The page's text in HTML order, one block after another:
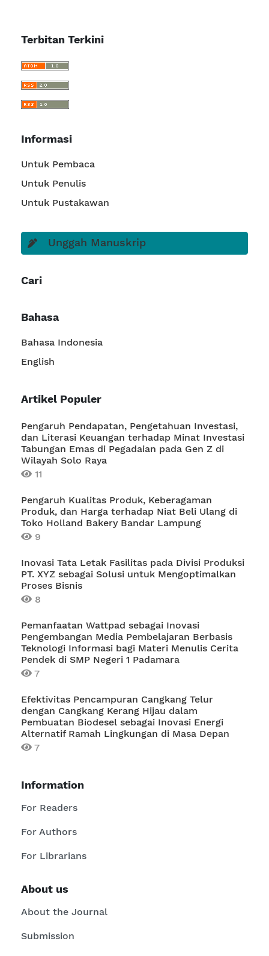
Terbitan Terkini
Informasi
Untuk Pembaca
Untuk Penulis
Untuk Pustakawan
Unggah Manuskrip
Cari
Bahasa
Bahasa Indonesia
English
Artikel Populer
Pengaruh Pendapatan, Pengetahuan Investasi,
dan Literasi Keuangan terhadap Minat Investasi
Tabungan Emas di Pegadaian pada Gen Z di
Wilayah Solo Raya
11
Pengaruh Kualitas Produk, Keberagaman
Produk, dan Harga terhadap Niat Beli Ulang di
Toko Holland Bakery Bandar Lampung
9
Inovasi Tata Letak Fasilitas pada Divisi Produksi
PT. XYZ sebagai Solusi untuk Mengoptimalkan
Proses Bisnis
8
Pemanfaatan Wattpad sebagai Inovasi
Pengembangan Media Pembelajaran Berbasis
Teknologi Informasi bagi Materi Menulis Cerita
Pendek di SMP Negeri 1 Padamara
7
Efektivitas Pencampuran Cangkang Telur
dengan Cangkang Kerang Hijau dalam
Pembuatan Biodesel sebagai Inovasi Energi
Alternatif Ramah Lingkungan di Masa Depan
7
Information
For Readers
For Authors
For Librarians
About us
About the Journal
Submission